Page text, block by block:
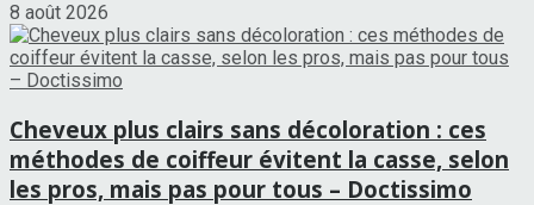
8 août 2026
Cheveux plus clairs sans décoloration : ces
méthodes de coiffeur évitent la casse, selon
les pros, mais pas pour tous – Doctissimo